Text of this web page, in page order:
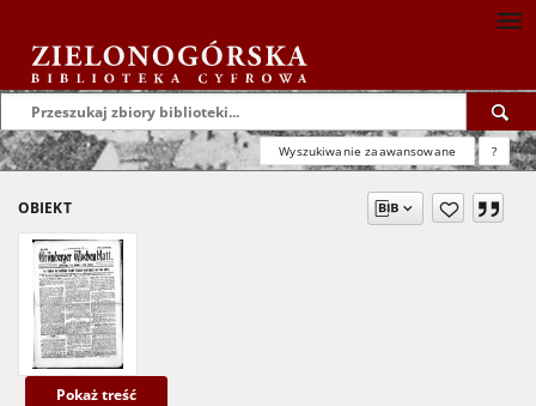
Wyszukiwanie zaawansowane ?
OBIEKT
Pokaż treść